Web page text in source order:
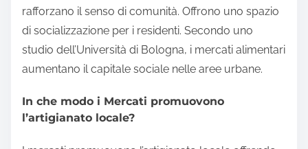
rafforzano il senso di comunità. Offrono uno spazio
di socializzazione per i residenti. Secondo uno
studio dell’Università di Bologna, i mercati alimentari
aumentano il capitale sociale nelle aree urbane.
In che modo i Mercati promuovono
l’artigianato locale?